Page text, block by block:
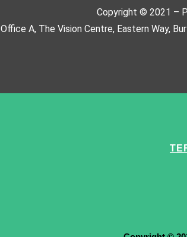
Copyright © 2021 –
Office A, The Vision Centre, Eastern Way,